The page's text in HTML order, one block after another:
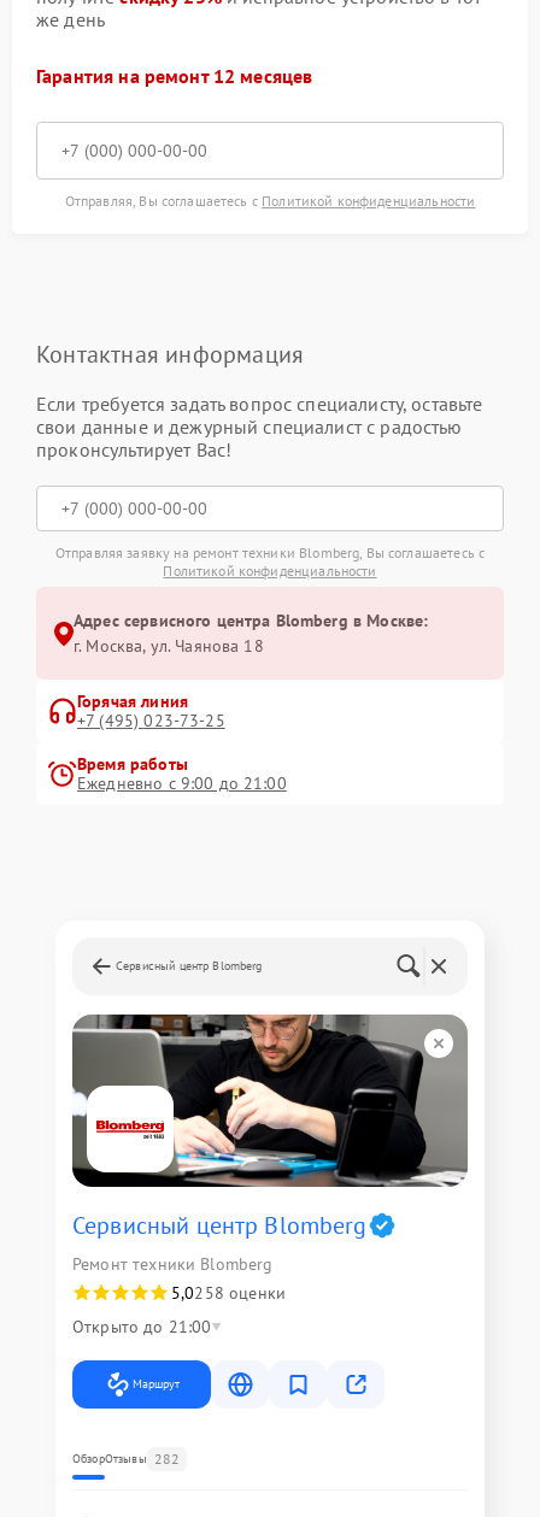
же день
Гарантия на ремонт 12 месяцев
Отправляя, Вы соглашаетесь с Политикой конфиденциальности
Контактная информация
Если требуется задать вопрос специалисту, оставьте
свои данные и дежурный специалист с радостью
проконсультирует Вас!
Отправляя заявку на ремонт техники Blomberg, Вы соглашаетесь с
Политикой конфиденциальности
Адрес сервисного центра Blomberg в Москве:
г. Москва, ул. Чаянова 18
Горячая линия
+7 (495) 023-73-25
Время работы
Ежедневно с 9:00 до 21:00
Сервисный центр Blomberg
Сервисный центр Blomberg
Ремонт техники Blomberg
5,0258 оценки
Открыто до 21:00
Маршрут
ОбзорОтзывы 282